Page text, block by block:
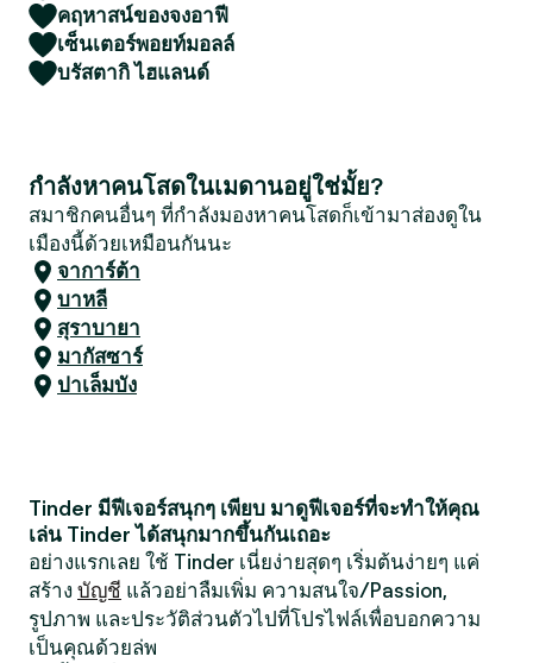
คฤหาสน์ของจงอาฟี
เซ็นเตอร์พอยท์มอลล์
บรัสตากิ ไฮแลนด์
กำลังหาคนโสดในเมดานอยู่ใช่มั้ย?
สมาชิกคนอื่นๆ ที่กำลังมองหาคนโสดก็เข้ามาส่องดูใน
เมืองนี้ด้วยเหมือนกันนะ
จาการ์ต้า
บาหลี
สุราบายา
มากัสซาร์
ปาเล็มบัง
Tinder มีฟีเจอร์สนุกๆ เพียบ มาดูฟีเจอร์ที่จะทำให้คุณ
เล่น Tinder ได้สนุกมากขึ้นกันเถอะ
อย่างแรกเลย ใช้ Tinder เนี่ยง่ายสุดๆ เริ่มต้นง่ายๆ แค่
สร้าง บัญชี แล้วอย่าลืมเพิ่ม ความสนใจ/Passion,
รูปภาพ และประวัติส่วนตัวไปที่โปรไฟล์เพื่อบอกความ
เป็นคุณด้วยล่พ